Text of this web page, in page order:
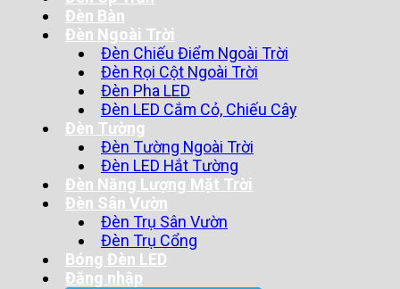
Đèn Bàn
Đèn Ngoài Trời
Đèn Chiếu Điểm Ngoài Trời
Đèn Rọi Cột Ngoài Trời
Đèn Pha LED
Đèn LED Cắm Cỏ, Chiếu Cây
Đèn Tường
Đèn Tường Ngoài Trời
Đèn LED Hắt Tường
Đèn Năng Lượng Mặt Trời
Đèn Sân Vườn
Đèn Trụ Sân Vườn
Đèn Trụ Cổng
Bóng Đèn LED
Đăng nhập